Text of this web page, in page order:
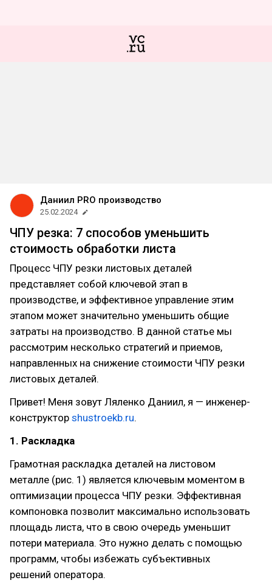
Даниил PRO производство
25.02.2024
ЧПУ резка: 7 способов уменьшить
стоимость обработки листа
Процесс ЧПУ резки листовых деталей
представляет собой ключевой этап в
производстве, и эффективное управление этим
этапом может значительно уменьшить общие
затраты на производство. В данной статье мы
рассмотрим несколько стратегий и приемов,
направленных на снижение стоимости ЧПУ резки
листовых деталей.
Привет! Меня зовут Ляленко Даниил, я — инженер-
конструктор shustroekb.ru.
1. Раскладка
Грамотная раскладка деталей на листовом
металле (рис. 1) является ключевым моментом в
оптимизации процесса ЧПУ резки. Эффективная
компоновка позволит максимально использовать
площадь листа, что в свою очередь уменьшит
потери материала. Это нужно делать с помощью
программ, чтобы избежать субъективных
решений оператора.